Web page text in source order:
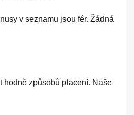
v seznamu jsou fér. Žádná
hodně způsobů placení. Naše